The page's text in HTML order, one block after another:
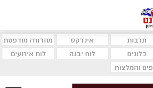
תרבות אינדקס
מהדורה מודפסת
בלוגים לוח יבנה
לוח אירועים
והמלצות